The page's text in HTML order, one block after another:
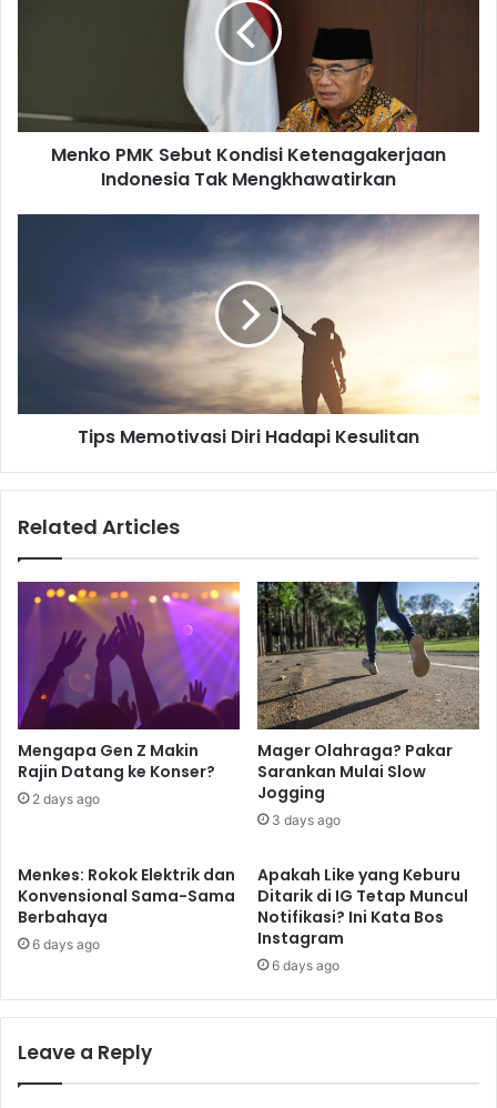
Menko PMK Sebut Kondisi Ketenagakerjaan
Indonesia Tak Mengkhawatirkan
Tips Memotivasi Diri Hadapi Kesulitan
Related Articles
Mengapa Gen Z Makin
Rajin Datang ke Konser?
2 days ago
Mager Olahraga? Pakar
Sarankan Mulai Slow
Jogging
3 days ago
Menkes: Rokok Elektrik dan
Konvensional Sama-Sama
Berbahaya
6 days ago
Apakah Like yang Keburu
Ditarik di IG Tetap Muncul
Notifikasi? Ini Kata Bos
Instagram
6 days ago
Leave a Reply